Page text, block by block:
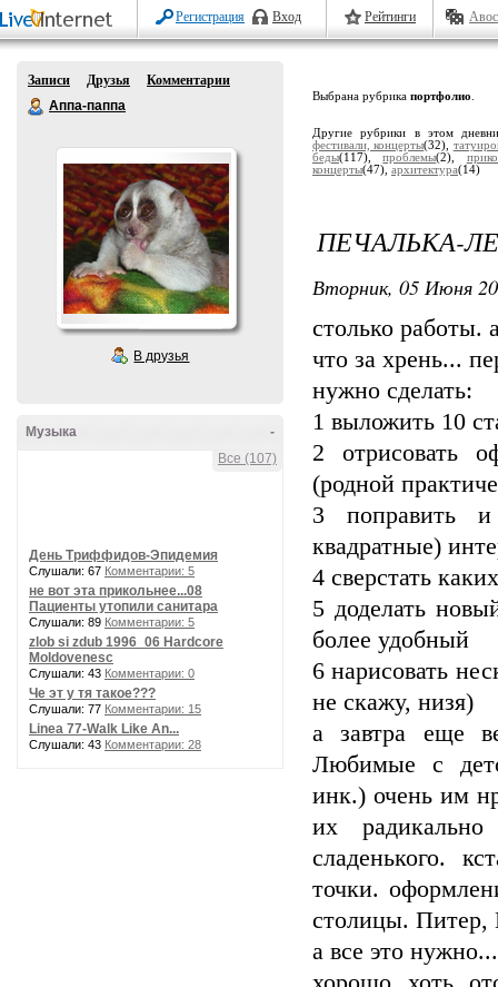
Регистрация Вход Рейтинги
Записи Друзья
Комментарии
Аппа-паппа
В друзья
-
Музыка
Все (107)
День Триффидов-Эпидемия
Слушали: 67 Комментарии: 5
не вот эта прикольнее...08
Пациенты утопили санитара
Слушали: 89 Комментарии: 5
zlob si zdub 1996_06 Hardcore
Moldovenesc
Слушали: 43 Комментарии: 0
Че эт у тя такое???
Слушали: 77 Комментарии: 15
Linea 77-Walk Like An...
Слушали: 43 Комментарии: 28
Выбрана рубрика портфолио
Другие рубрики в этом
фестивали, концерты(32),
беды(117),проблемы(2),
концерты(47), архитектура(14)
ПЕЧАЛЬКА-
Вторник, 05 Июня
столько работы.
что за хрень...
нужно сделать:
1 выложить 10
2 отрисовать
(родной
3 поправить
квадратные)
4 сверстать
5 доделать
более удобный
6 нарисовать
не скажу, низя)
а завтра еще
Любимые с
инк.) очень им
их
сладенького.
точки.
столицы. Питер,
а все это нужно...